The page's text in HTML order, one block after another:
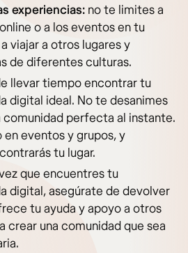
experiencias: no te limites a
o a los eventos en tu
viajar a otros lugares y
de diferentes culturas.
llevar tiempo encontrar tu
digital ideal. No te desanimes
comunidad perfecta al instante.
eventos y grupos, y
tu lugar.
que encuentres tu
digital, asegúrate de devolver
tu ayuda y apoyo a otros
crear una comunidad que sea